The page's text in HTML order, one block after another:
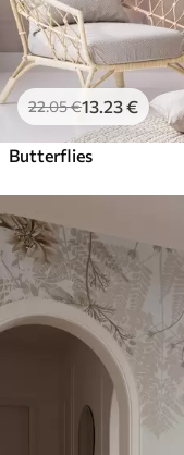
22.05€13 .23€
Butterflies